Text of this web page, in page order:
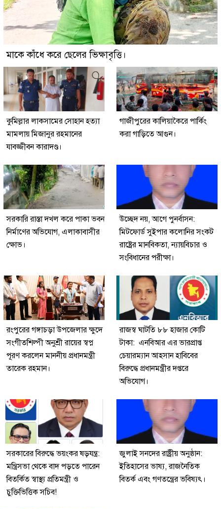
মাকে কাঁধে করে ছেলের ভিক্ষাবৃত্তি।
কুমিল্লার লাকসামের সোহান হত্যা
মামলায় মিজানুর রহমানের
যাবজ্জীবন কারাদণ্ড।
গাজীপুরের কালিয়াকৈরে পার্কিং
করা গাড়িতে আগুন।
সরকারি রাস্তা দখল করে পাকা ভবন
নির্মাণের অভিযোগ, এলাকাবাসীর
ক্ষোভ।
উচ্ছেদ নয়, আগে পুনর্বাসন:
মিটফোর্ড সুইপার কলোনির সংকট
রাষ্ট্রের মানবিকতা, ন্যায়বিচার ও
সংবিধানের পরীক্ষা।
রংপুরের গঙ্গাচড়া উপজেলার ক্ষুদে
সংগীতশিল্পী অনুশ্রী রায়ের স্বপ্ন
পূরণ করলেন মাননীয় প্রধানমন্ত্রী
তারেক রহমান।
রাজস্ব ঘাটতি ৮৮ হাজার কোটি
টাকা: এনবিআর এর ভারপ্রাপ্ত
চেয়ারম্যান আহসান হাবিবের
বিরুদ্ধে প্রধানমন্ত্রীর দপ্তরে
অভিযোগ।
সরকারের বিরুদ্ধে ভয়ংকর ষড়যন্ত্র:
মন্ত্রিসভা থেকে বাদ পড়তে পারেন
বিতর্কিত স্বাস্থ্য প্রতিমন্ত্রী ও
চুক্তিভিত্তিক সচিব!
জুলাই সনদের রাষ্ট্রীয় অনুষ্ঠান:
ইতিহাসের ভাষ্য, রাজনৈতিক
বিতর্ক এবং গণতন্ত্রের ভবিষ্যৎ।